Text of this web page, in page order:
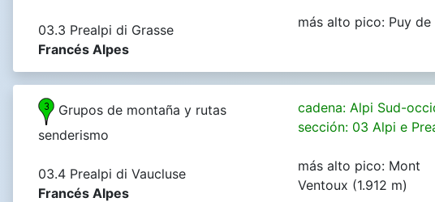
03.3 Prealpi di Grasse
Francés Alpes
más alto pico: Puy de
Grupos de montaña y rutas
senderismo
03.4 Prealpi di Vaucluse
Francés Alpes
cadena: Alpi Sud-
sección: 03 Alpi e
más alto pico: Mont
Ventoux (1.912 m)